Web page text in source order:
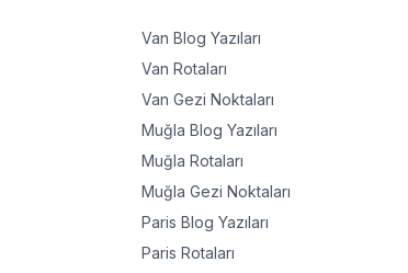
Van Blog Yazıları
Van Rotaları
Van Gezi Noktaları
Muğla Blog Yazıları
Muğla Rotaları
Muğla Gezi Noktaları
Paris Blog Yazıları
Paris Rotaları